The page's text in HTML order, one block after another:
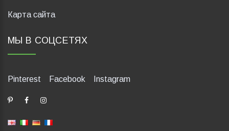
Карта сайта
МЫ В СОЦСЕТЯХ
Pinterest Facebook Instagram